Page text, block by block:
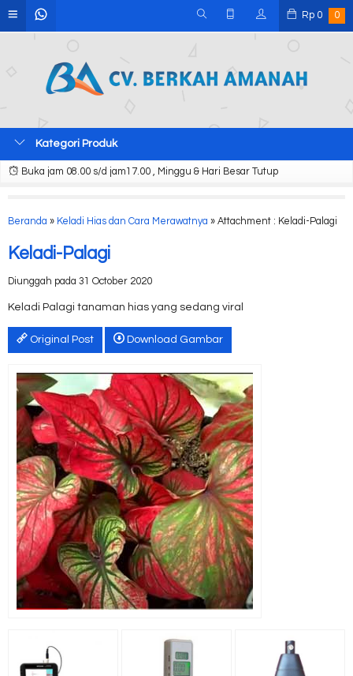
Rp 0 0
Kategori Produk
Buka jam 08.00 s/d jam17.00 , Minggu & Hari Besar Tutup
Beranda » Keladi Hias dan Cara Merawatnya » Attachment : Keladi-Palagi
Keladi-Palagi
Diunggah pada 31 October 2020
Keladi Palagi tanaman hias yang sedang viral
Original Post Download Gambar